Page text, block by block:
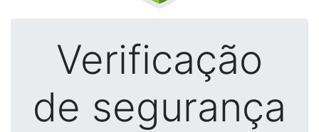
Verificação
de segurança